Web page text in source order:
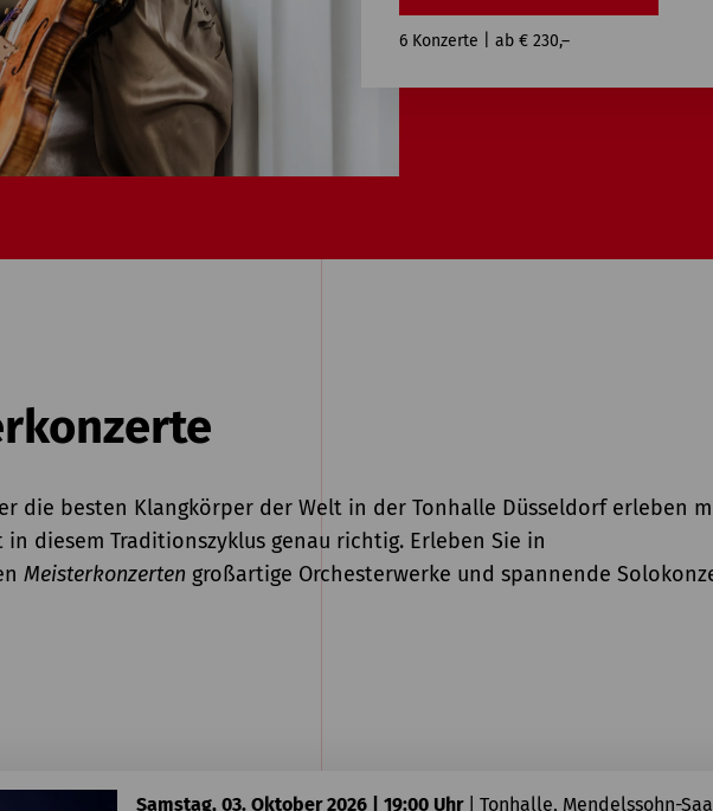
6 Konzerte | ab € 230,–
die besten Klangkörper der Welt in der Tonhalle Düsseldorf erleben
in diesem Traditionszyklus genau richtig. Erleben Sie in
Meisterkonzerten großartige Orchesterwerke und spannende
Samstag, 03. Oktober 2026 | 19:00 Uhr Tonhalle, Mendelssohn-